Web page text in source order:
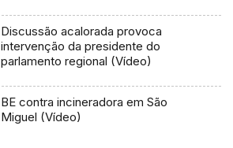
Discussão acalorada provoca
intervenção da presidente do
parlamento regional (Vídeo)
BE contra incineradora em São
Miguel (Vídeo)